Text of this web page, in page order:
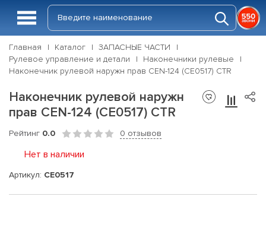
Главная Каталог
ЗАПАСНЫЕ ЧАСТИ
Рулевое управление и детали
Наконечники рулевые
Наконечник рулевой наружн прав CEN-124 (CE0517) CTR
Наконечник рулевой наружн
прав CEN-124 (CE0517) CTR
Рейтинг 0.0 0 отзывов
Нет в наличии
Артикул: CE0517